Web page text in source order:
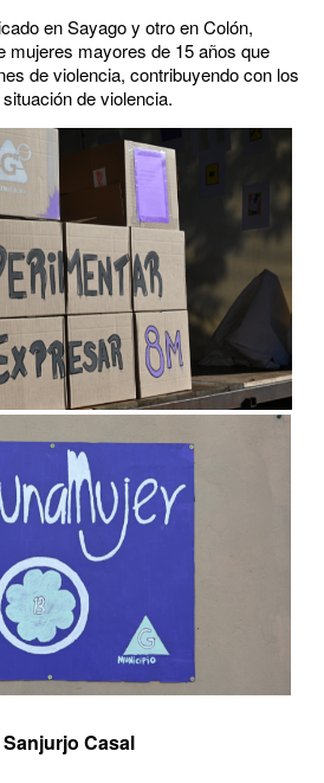
en Sayago y otro en Colón,
mujeres mayores de 15 años que
de violencia, contribuyendo con los
de violencia.
Casal